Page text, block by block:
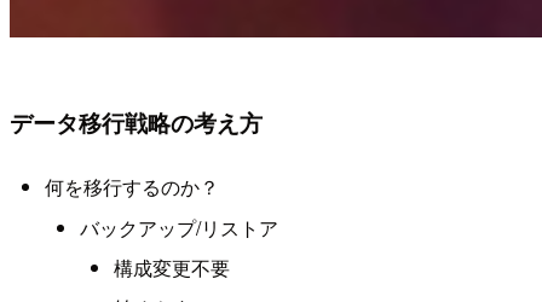
データ移行戦略の考え方
何を移行するのか？
バックアップ/リストア
構成変更不要